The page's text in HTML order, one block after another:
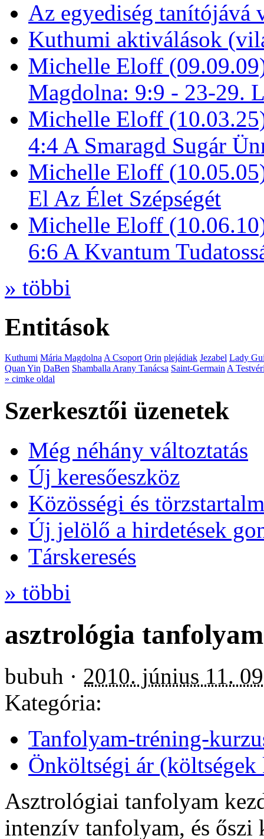
Az egyediség tanítójává
Kuthumi aktiválások
Michelle Eloff
Magdolna: 9:9 - 23-29.
Michelle Eloff
4:4 A Smaragd Sugár
Michelle Eloff
El Az Élet Szépségét
Michelle Eloff
6:6 A Kvantum
» többi
Entitások
Kuthumi Mária MagdolnaA Csoport Orin plejádiak Jezabel Lady
Quan Yin DaBen Shamballa Arany Tanácsa Saint-GermainA
» cimke oldal
Szerkesztői üzenetek
Még néhány változtatás
Új keresőeszköz
Közösségi és
Új jelölő a hirdetések
Társkeresés
» többi
asztrológia
bubuh · 2010. június 11.
Kategória:
Tanfolyam-tréning-
Önköltségi ár
Asztrológiai tanfolyam
intenzív tanfolyam, és őszi